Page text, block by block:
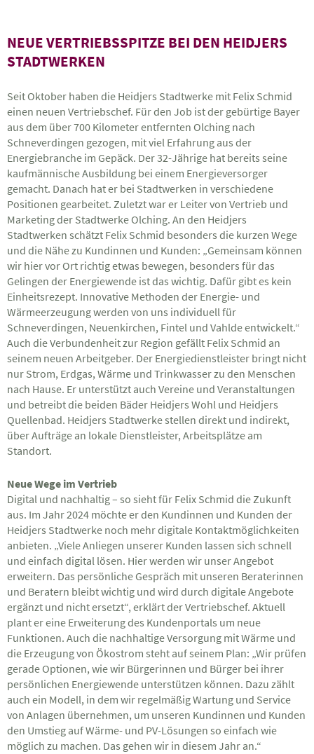
NEUE VERTRIEBSSPITZE BEI DEN HEIDJERS
STADTWERKEN
Seit Oktober haben die Heidjers Stadtwerke mit Felix Schmid
einen neuen Vertriebschef. Für den Job ist der gebürtige Bayer
aus dem über 700 Kilometer entfernten Olching nach
Schneverdingen gezogen, mit viel Erfahrung aus der
Energiebranche im Gepäck. Der 32-Jährige hat bereits seine
kaufmännische Ausbildung bei einem Energieversorger
gemacht. Danach hat er bei Stadtwerken in verschiedene
Positionen gearbeitet. Zuletzt war er Leiter von Vertrieb und
Marketing der Stadtwerke Olching. An den Heidjers
Stadtwerken schätzt Felix Schmid besonders die kurzen Wege
und die Nähe zu Kundinnen und Kunden: „Gemeinsam können
wir hier vor Ort richtig etwas bewegen, besonders für das
Gelingen der Energiewende ist das wichtig. Dafür gibt es kein
Einheitsrezept. Innovative Methoden der Energie- und
Wärmeerzeugung werden von uns individuell für
Schneverdingen, Neuenkirchen, Fintel und Vahlde entwickelt.“
Auch die Verbundenheit zur Region gefällt Felix Schmid an
seinem neuen Arbeitgeber. Der Energiedienstleister bringt nicht
nur Strom, Erdgas, Wärme und Trinkwasser zu den Menschen
nach Hause. Er unterstützt auch Vereine und Veranstaltungen
und betreibt die beiden Bäder Heidjers Wohl und Heidjers
Quellenbad. Heidjers Stadtwerke stellen direkt und indirekt,
über Aufträge an lokale Dienstleister, Arbeitsplätze am
Standort.
Neue Wege im Vertrieb
Digital und nachhaltig – so sieht für Felix Schmid die Zukunft
aus. Im Jahr 2024 möchte er den Kundinnen und Kunden der
Heidjers Stadtwerke noch mehr digitale Kontaktmöglichkeiten
anbieten. „Viele Anliegen unserer Kunden lassen sich schnell
und einfach digital lösen. Hier werden wir unser Angebot
erweitern. Das persönliche Gespräch mit unseren Beraterinnen
und Beratern bleibt wichtig und wird durch digitale Angebote
ergänzt und nicht ersetzt“, erklärt der Vertriebschef. Aktuell
plant er eine Erweiterung des Kundenportals um neue
Funktionen. Auch die nachhaltige Versorgung mit Wärme und
die Erzeugung von Ökostrom steht auf seinem Plan: „Wir prüfen
gerade Optionen, wie wir Bürgerinnen und Bürger bei ihrer
persönlichen Energiewende unterstützen können. Dazu zählt
auch ein Modell, in dem wir regelmäßig Wartung und Service
von Anlagen übernehmen, um unseren Kundinnen und Kunden
den Umstieg auf Wärme- und PV-Lösungen so einfach wie
möglich zu machen. Das gehen wir in diesem Jahr an.“